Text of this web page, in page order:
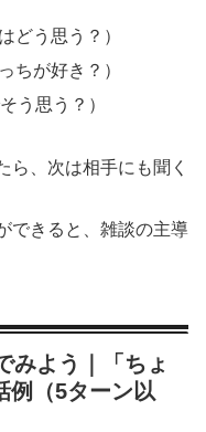
どう思う？）
ちが好き？）
う思う？）
ら、次は相手にも聞く
できると、雑談の主導
みよう｜「ちょ
例（5ターン以